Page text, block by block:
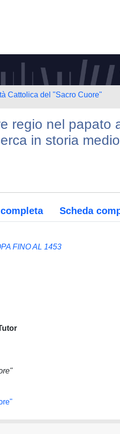
Cattolica del "Sacro Cuore"
regio nel papato
in storia
Scheda
FINO AL 1453